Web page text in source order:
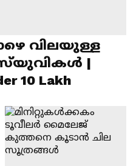
വിലയുള്ള
|
10 Lakh